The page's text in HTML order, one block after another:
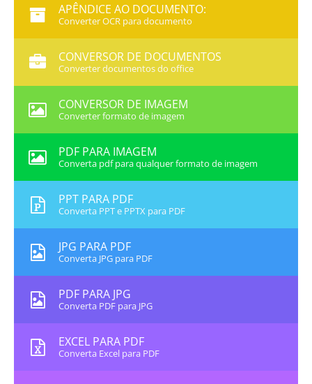
APÊNDICE AO DOCUMENTO:
Converter OCR para documento
CONVERSOR DE DOCUMENTOS
Converter documentos do office
CONVERSOR DE IMAGEM
Converter formato de imagem
PDF PARA IMAGEM
Converta pdf para qualquer formato de imagem
PPT PARA PDF
Converta PPT e PPTX para PDF
JPG PARA PDF
Converta JPG para PDF
PDF PARA JPG
Converta PDF para JPG
EXCEL PARA PDF
Converta Excel para PDF